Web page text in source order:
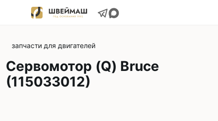
запчасти для двигателей
Сервомотор (Q) Bruce
(115033012)